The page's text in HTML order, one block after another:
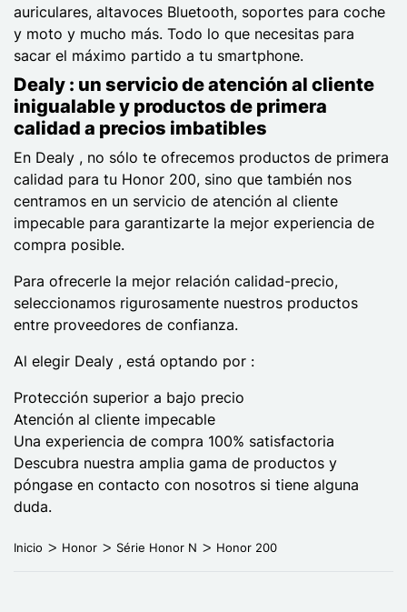
auriculares, altavoces Bluetooth, soportes para coche
y moto y mucho más. Todo lo que necesitas para
sacar el máximo partido a tu smartphone.
Dealy : un servicio de atención al cliente
inigualable y productos de primera
calidad a precios imbatibles
En Dealy , no sólo te ofrecemos productos de primera
calidad para tu Honor 200, sino que también nos
centramos en un servicio de atención al cliente
impecable para garantizarte la mejor experiencia de
compra posible.
Para ofrecerle la mejor relación calidad-precio,
seleccionamos rigurosamente nuestros productos
entre proveedores de confianza.
Al elegir Dealy , está optando por :
Protección superior a bajo precio
Atención al cliente impecable
Una experiencia de compra 100% satisfactoria
Descubra nuestra amplia gama de productos y
póngase en contacto con nosotros si tiene alguna
duda.
Inicio Honor Série Honor N Honor 200